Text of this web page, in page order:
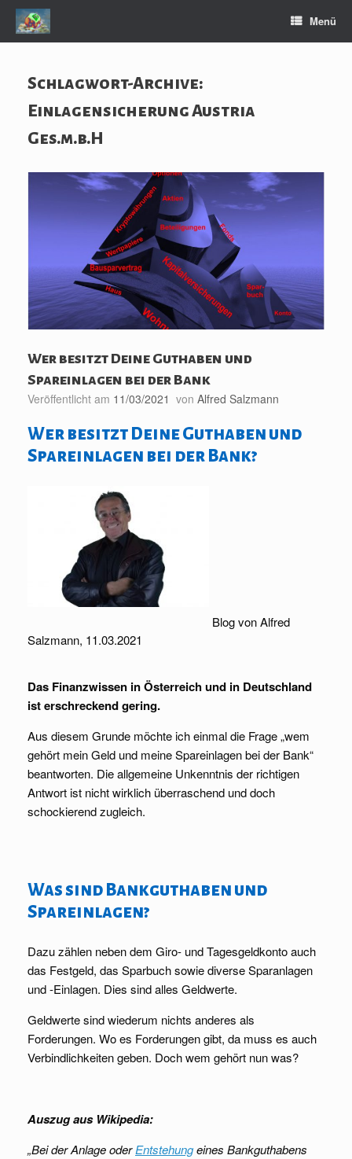
Zum
Inhalt
springen
Menü
Schlagwort-Archive:
Einlagensicherung Austria
Ges.m.b.H
Wer besitzt Deine Guthaben und
Spareinlagen bei der Bank
Veröffentlicht am 11/03/2021 von Alfred Salzmann
Wer besitzt Deine Guthaben und
Spareinlagen bei der Bank?
Blog von Alfred
Salzmann, 11.03.2021
Das Finanzwissen in Österreich und in Deutschland
ist erschreckend gering.
Aus diesem Grunde möchte ich einmal die Frage „wem
gehört mein Geld und meine Spareinlagen bei der Bank“
beantworten. Die allgemeine Unkenntnis der richtigen
Antwort ist nicht wirklich überraschend und doch
schockierend zugleich.
Was sind Bankguthaben und
Spareinlagen?
Dazu zählen neben dem Giro- und Tagesgeldkonto auch
das Festgeld, das Sparbuch sowie diverse Sparanlagen
und -Einlagen. Dies sind alles Geldwerte.
Geldwerte sind wiederum nichts anderes als
Forderungen. Wo es Forderungen gibt, da muss es auch
Verbindlichkeiten geben. Doch wem gehört nun was?
Auszug aus Wikipedia:
„Bei der Anlage oderEntstehungeines Bankguthabens